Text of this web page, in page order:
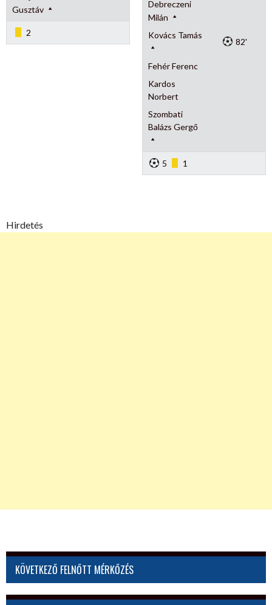
Gusztáv
2
Debreczeni
Milán
Kovács Tamás
82'
Fehér Ferenc
Kardos
Norbert
Szombati
Balázs Gergő
5 1
Hirdetés
KÖVETKEZŐ FELNŐTT MÉRKŐZÉS